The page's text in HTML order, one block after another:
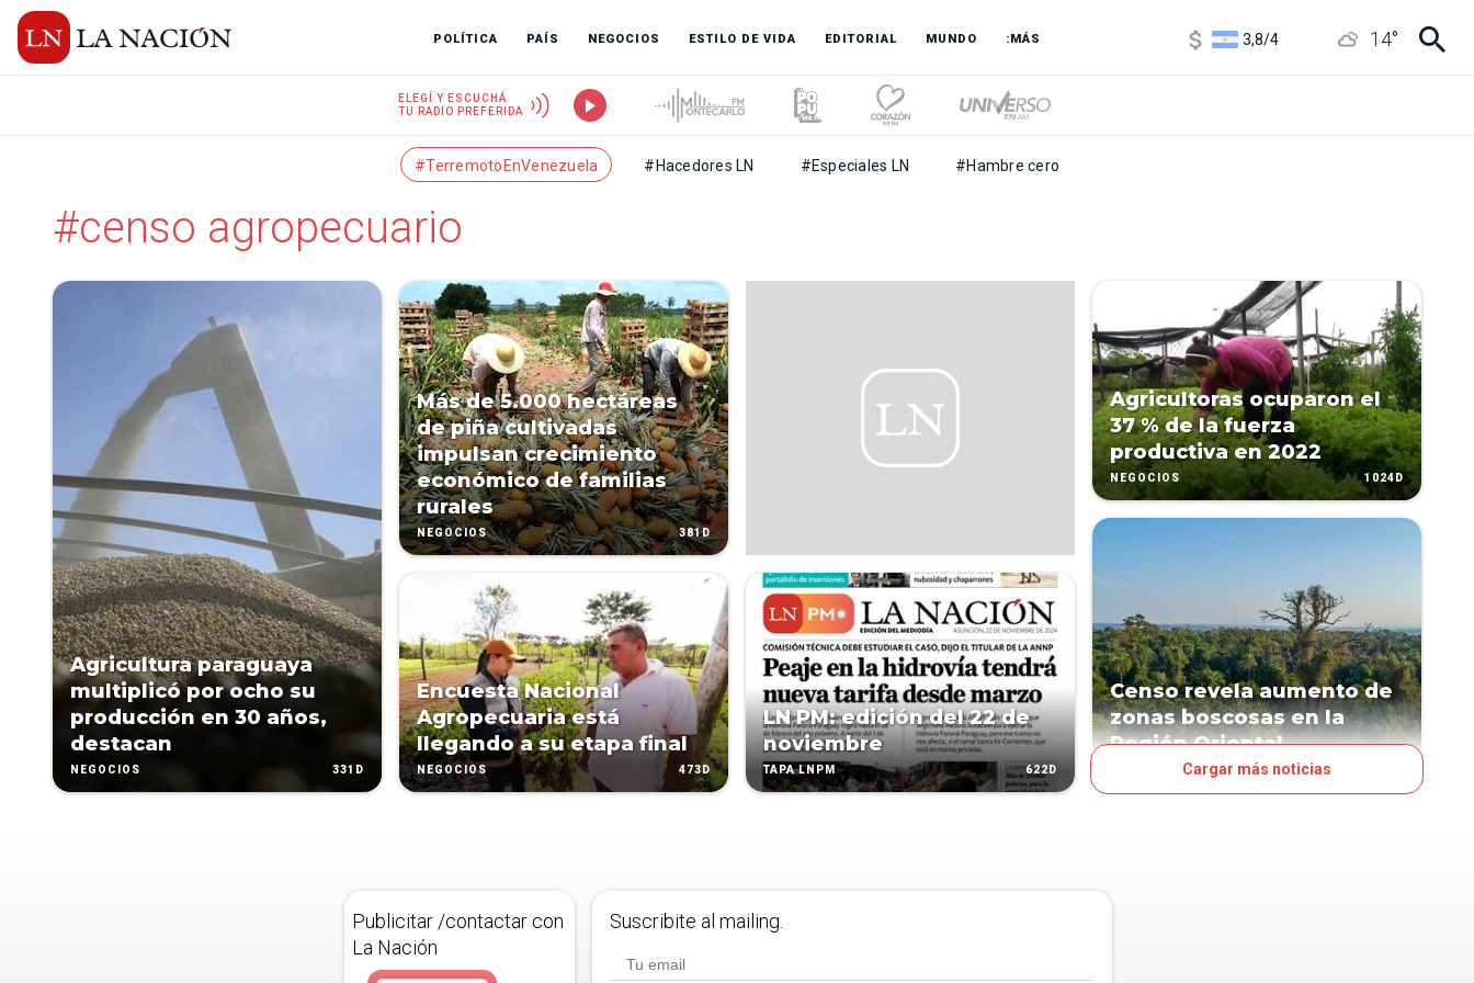
POLÍTICA PAÍS NEGOCIOS ESTILO DE VIDA EDITORIAL MUNDO :MÁS
3,8/4
14°
ELEGÍ Y ESCUCHÁ
TU RADIO PREFERIDA
#TerremotoEnVenezuela #Hacedores LN #Especiales LN #Hambre cero
#censo agropecuario
Agricultura paraguaya
multiplicó por ocho su
producción en 30 años,
destacan
NEGOCIOS 331D
Más de 5.000 hectáreas
de piña cultivadas
impulsan crecimiento
económico de familias
rurales
NEGOCIOS 381D
Encuesta Nacional
Agropecuaria está
llegando a su etapa final
NEGOCIOS 473D
LN PM: edición del 22 de
noviembre
TAPA LNPM 622D
Agricultoras ocuparon el
37 % de la fuerza
productiva en 2022
NEGOCIOS 1024D
Censo revela aumento de
zonas boscosas en la
Región Oriental
Cargar más noticias
Publicitar /contactar con
La Nación
Suscribite al mailing.